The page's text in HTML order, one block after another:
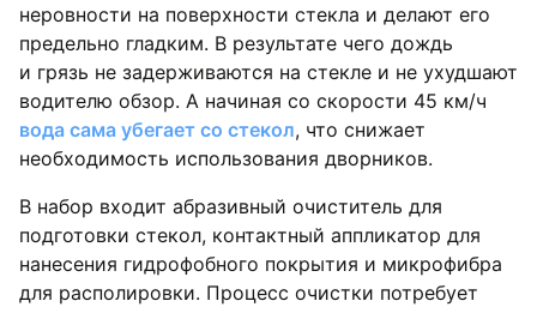
неровности на поверхности стекла и делают его
предельно гладким. В результате чего дождь
и грязь не задерживаются на стекле и не ухудшают
водителю обзор. А начиная со скорости 45 км/ч
вода сама убегает со стекол, что снижает
необходимость использования дворников.
В набор входит абразивный очиститель для
подготовки стекол, контактный аппликатор для
нанесения гидрофобного покрытия и микрофибра
для располировки. Процесс очистки потребует